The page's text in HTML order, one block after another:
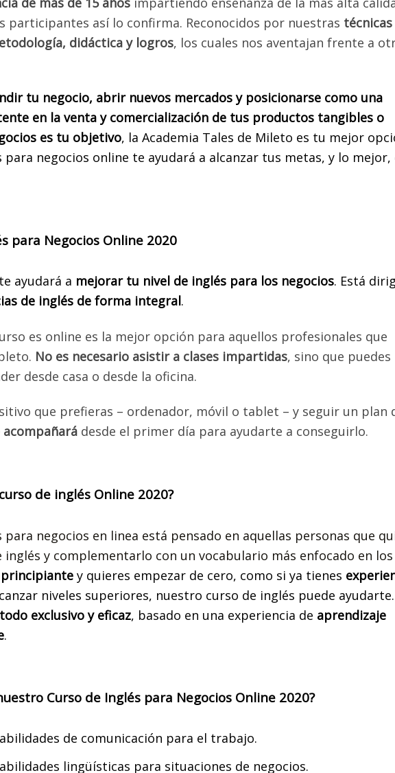
participantes así lo confirma. Reconocidos por nuestras
didáctica y logros, los cuales nos aventajan frente a
tu negocio, abrir nuevos mercados y posicionarse como una
en la venta y comercialización de tus productos tangibles o
es tu objetivo, la Academia Tales de Mileto es tu mejor
negocios online te ayudará a alcanzar tus metas, y lo mejor,
para Negocios Online 2020
ayudará a mejorar tu nivel de inglés para los negocios. Está
de inglés de forma integral.
es online es la mejor opción para aquellos profesionales que
No es necesario asistir a clases impartidas, sino que puedes
desde casa o desde la oficina.
que prefieras – ordenador, móvil o tablet – y seguir un plan
desde el primer día para ayudarte a conseguirlo.
de inglés Online 2020?
para negocios en linea está pensado en aquellas personas que
inglés y complementarlo con un vocabulario más enfocado en los
principiante y quieres empezar de cero, como si ya tienes
niveles superiores, nuestro curso de inglés puede ayudarte.
exclusivo y eficaz, basado en una experiencia de aprendizaje
.
Curso de Inglés para Negocios Online 2020?
de comunicación para el trabajo.
lingüísticas para situaciones de negocios.
INGRESA LOS SIGUIENTES DATOS Y TE HAREMOS LLEGAR LA
Nombre y Apellido País
Teléfono Email
Ingrese el siguiente código
Grado(No para Post-Grados, ni Maestrías) y desee participar en la
Virtual, de lo contrario por favor absténgase.